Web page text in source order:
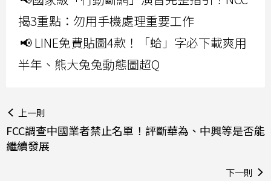
揭3重點：勿用手機處理重要工作
📢 LINE免費貼圖4款！「蛤」字必下載爽用
半年、熊大兔兔動態圖超Q
上一則
FCC調查中國業者禁止名單！評斷華為、中興等是否能
繼續發展
下一則